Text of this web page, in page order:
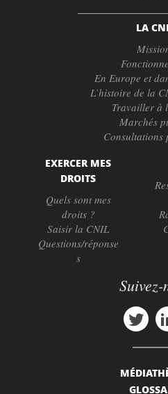
LA
En Europe et
L’histoire de la
Travailler à
Marchés
Consultations
EXERCER MES
DROITS
Quels sont mes
droits ?
Saisir la CNIL
Questions/réponse
s
Suivez-